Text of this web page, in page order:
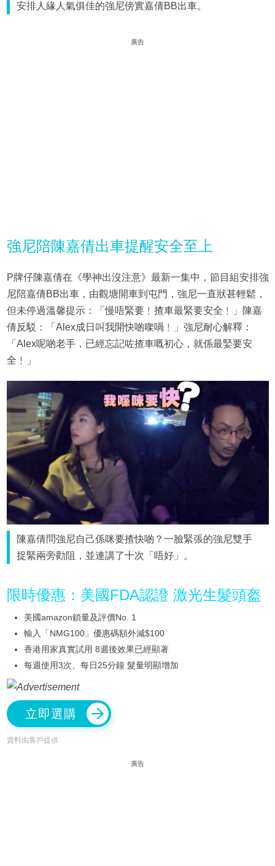
安排人緣人氣俱佳的強尼傍實嘉倩BB出車。
廣告
強尼陪陳嘉倩出車提醒安全至上
P牌仔陳嘉倩在《學神出沒注意》最新一集中，節目組安排強
尼陪嘉倩BB出車，由觀塘開車到屯門，強尼一直狀甚輕鬆，
但未停過溫馨提示：「慢唔緊要﹗揸車最緊要安全﹗」陳嘉
倩反駁：「Alex成日叫我開快啲㗎喎﹗」強尼耐心解釋：
「Alex呢啲老手，已經忘記咗揸車嘅初心，就係最婜要安
全﹗」
陳嘉倩問強尼自己係咪要揸快啲？一臉緊張的強尼雙手
捉緊兩旁勸阻，並連講了十次「唔好」。
限時優惠：美國FDA認證 激光生髮頭盔
美國amazon鎖量及評價No. 1
輸入「NMG100」優惠碼額外減$100
香港用家真實試用 8週後效果已經顯著
每週使用3次、每日25分鐘 髮量明顯增加
立即選購
資料由客戶提供
廣告